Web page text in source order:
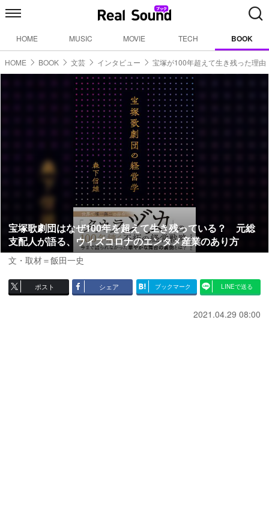
HOME MUSIC MOVIE TECH BOOK
HOME BOOK 文芸 インタビュー 宝塚が100年超えて生き残った理由
宝塚歌劇団はなぜ100年を超えて生き残っている？ 元総
支配人が語る、ウィズコロナのエンタメ産業のあり方
文・取材＝飯田一史
ポスト シェア ブックマーク LINEで送る
2021.04.29 08:00